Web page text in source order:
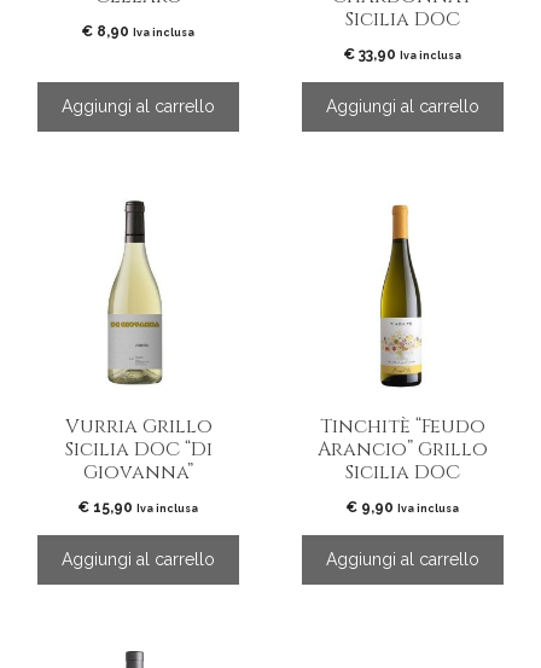
€ 8,90 Iva inclusa
Aggiungi al carrello
Sicilia DOC
€ 33,90 Iva inclusa
Aggiungi al carrello
Vurria Grillo
Sicilia DOC “Di
Giovanna”
€ 15,90 Iva inclusa
Aggiungi al carrello
Tinchitè “Feudo
Arancio” Grillo
Sicilia DOC
€ 9,90 Iva inclusa
Aggiungi al carrello